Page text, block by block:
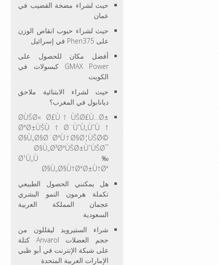
حيث لشراء مضخة القضيب في
عمان
حيث لشراء حبوب انقاص الوزن
على Phen375 في إسرائيل
أفضل مكان للحصول على
GMAX Power كبسولات في
الكويت
حيث لشراء الابتنائية ملاحق
ديانابول في المغرب؟
Ø­ÙŠØ« Ø£Ù† ÙŠØ£Ù…Ø±
ØªØ±ÙŠÙ†Ø¨ÙˆÙ„ÙˆÙ†
Ø§Ù„Ø§Ø¨ØªÙ†Ø§Ø¦ÙŠØ©
Ø§Ù„Ø³ØªÙŠØ±ÙˆÙŠØ¯
Ø¹Ù„Ù‰
Ø§Ù„Ø§Ù†ØªØ±Ù†Øª
هل يمكنني الحصول الطبيعي
تكملة هرمون النمو البشري
عجمان المملكة العربية
السعودية
شراء الستيرويد ليقللون من
حجم العضلات Anvarol كتلة
على شبكة الإنترنت في أبو ظبي
الإمارات العربية المتحدة